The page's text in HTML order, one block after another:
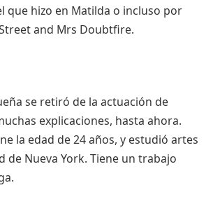
que hizo en Matilda o incluso por
and Mrs Doubtfire.
se retiró de la actuación de
explicaciones, hasta ahora.
la edad de 24 años, y estudió artes
de Nueva York. Tiene un trabajo